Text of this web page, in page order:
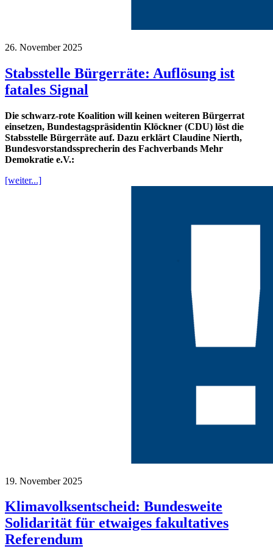
26. November 2025
Stabsstelle Bürgerräte: Auflösung ist
fatales Signal
Die schwarz-rote Koalition will keinen weiteren Bürgerrat
einsetzen, Bundestagspräsidentin Klöckner (CDU) löst die
Stabsstelle Bürgerräte auf. Dazu erklärt Claudine Nierth,
Bundesvorstandssprecherin des Fachverbands Mehr
Demokratie e.V.:
[weiter...]
19. November 2025
Klimavolksentscheid: Bundesweite
Solidarität für etwaiges fakultatives
Referendum